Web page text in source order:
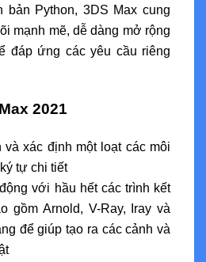
bản Python, 3DS Max cung
mạnh mẽ, dễ dàng mở rộng
đáp ứng các yêu cầu riêng
2021
và xác định một loạt các môi
tự chi tiết
với hầu hết các trình kết
gồm Arnold, V-Ray, Iray và
để giúp tạo ra các cảnh và